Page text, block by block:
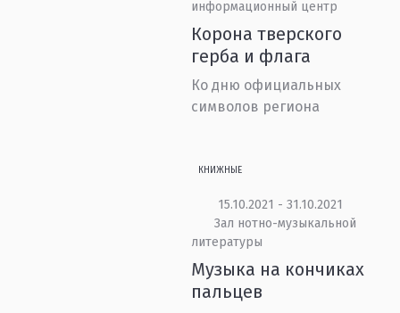
информационный центр
Корона тверского
герба и флага
Ко дню официальных
символов региона
КНИЖНЫЕ
15.10.2021 - 31.10.2021
Зал нотно-музыкальной
литературы
Музыка на кончиках
пальцев